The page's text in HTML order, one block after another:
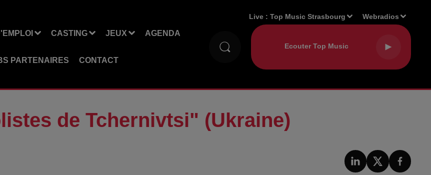
CASTING JEUX AGENDA
PARTENAIRES CONTACT
Live :Top Music Strasbourg Webradios
de Tchernivtsi" (Ukraine)